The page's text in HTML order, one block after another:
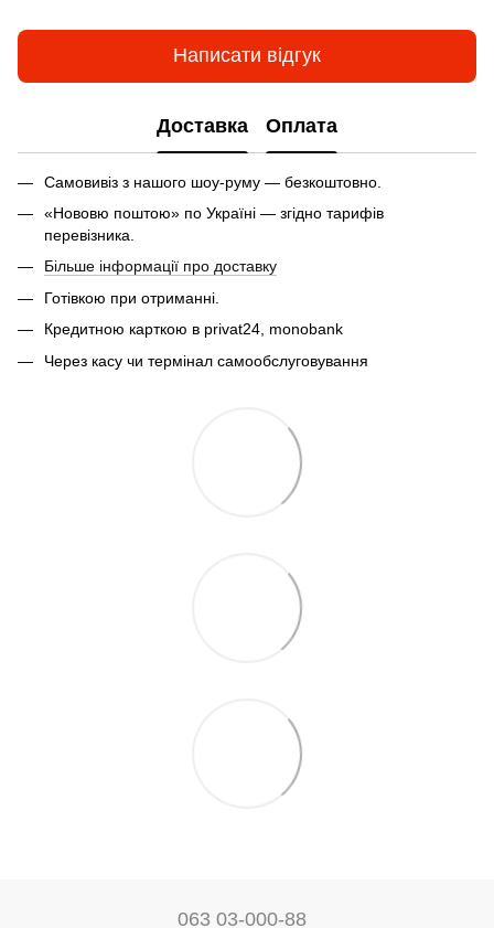
Написати відгук
Доставка Оплата
Самовивіз з нашого шоу-руму — безкоштовно.
«Нововю поштою» по Україні — згідно тарифів
перевізника.
Більше інформації про доставку
Готівкою при отриманні.
Кредитною карткою в privat24, monobank
Через касу чи термінал самообслуговування
063 03-000-88